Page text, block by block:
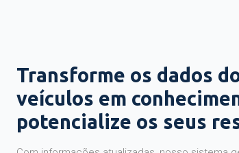
Transforme os dados
veículos em
potencialize os seus
Com informações atualizadas, nosso sistema